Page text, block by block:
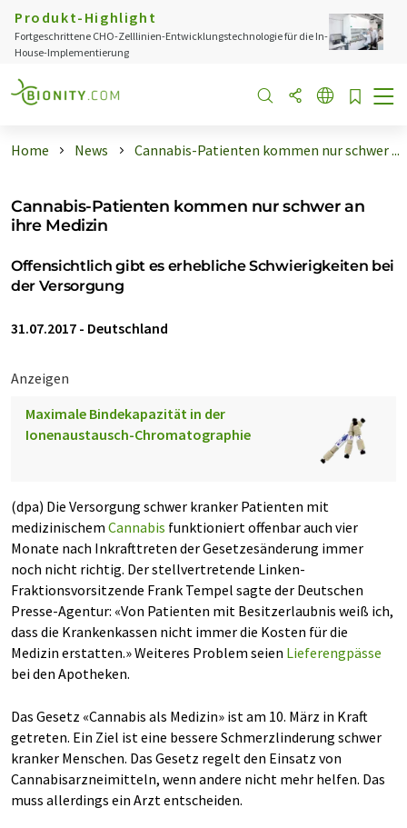
Produkt-Highlight
Fortgeschrittene CHO-Zelllinien-Entwicklungstechnologie für die In-
House-Implementierung
Home News Cannabis-Patienten kommen nur schwer ...
Cannabis-Patienten kommen nur schwer an
ihre Medizin
Offensichtlich gibt es erhebliche Schwierigkeiten bei
der Versorgung
31.07.2017 - Deutschland
Anzeigen
Maximale Bindekapazität in der
Ionenaustausch-Chromatographie
(dpa) Die Versorgung schwer kranker Patienten mit
medizinischem Cannabis funktioniert offenbar auch vier
Monate nach Inkrafttreten der Gesetzesänderung immer
noch nicht richtig. Der stellvertretende Linken-
Fraktionsvorsitzende Frank Tempel sagte der Deutschen
Presse-Agentur: «Von Patienten mit Besitzerlaubnis weiß ich,
dass die Krankenkassen nicht immer die Kosten für die
Medizin erstatten.» Weiteres Problem seien Lieferengpässe
bei den Apotheken.
Das Gesetz «Cannabis als Medizin» ist am 10. März in Kraft
getreten. Ein Ziel ist eine bessere Schmerzlinderung schwer
kranker Menschen. Das Gesetz regelt den Einsatz von
Cannabisarzneimitteln, wenn andere nicht mehr helfen. Das
muss allerdings ein Arzt entscheiden.